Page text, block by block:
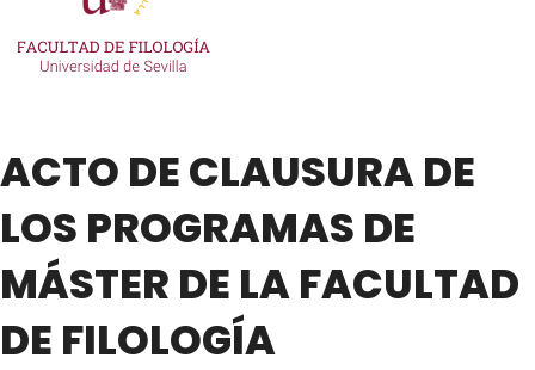
ACTO DE CLAUSURA DE
LOS PROGRAMAS DE
MÁSTER DE LA FACULTAD
DE FILOLOGÍA